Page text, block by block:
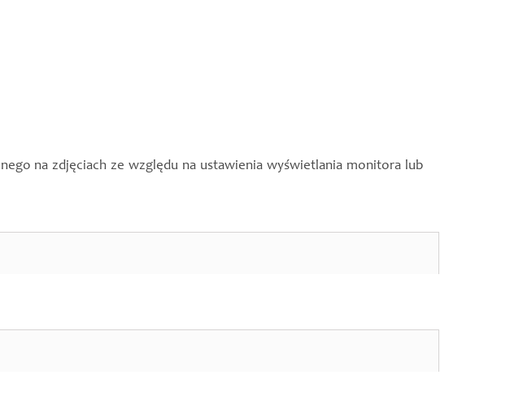
na zdjęciach ze względu na ustawienia wyświetlania monitora lub